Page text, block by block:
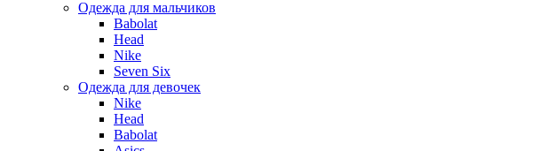
Одежда для мальчиков
Babolat
Head
Nike
Seven Six
Одежда для девочек
Nike
Head
Babolat